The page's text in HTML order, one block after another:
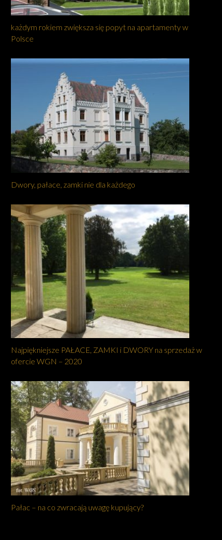
każdym rokiem zwiększa się popyt na apartamenty w
Polsce
Dwory, pałace, zamki nie dla każdego
Najpiękniejsze PAŁACE, ZAMKI i DWORY na sprzedaż w
ofercie WGN – 2020
Pałac – na co zwracają uwagę kupujący?